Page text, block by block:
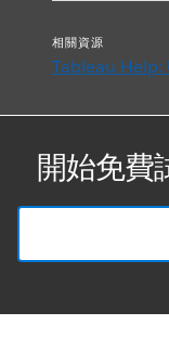
相關資源
Tableau Help:
開始免費